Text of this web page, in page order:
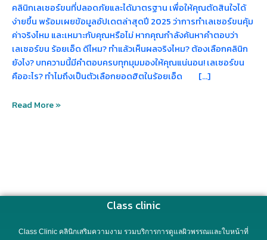
คลินิกเลเซอร์ขนที่ปลอดภัยและได้มาตรฐาน เพื่อให้คุณตัดสินใจได้
ง่ายขึ้น พร้อมเผยข้อมูลอัปเดตล่าสุดปี 2025 ว่าการทำเลเซอร์ขนคุ้ม
ค่าจริงไหม และเหมาะกับคุณหรือไม่ หากคุณกำลังค้นหาคำตอบว่า
เลเซอร์ขน ร้อยเอ็ด ดีไหม? ทำแล้วเห็นผลจริงไหม? ต้องเลือกคลินิก
ยังไง? บทความนี้มีคำตอบครบทุกมุมมองให้คุณแน่นอน! เลเซอร์ขน
คืออะไร? ทำไมถึงเป็นตัวเลือกยอดฮิตในร้อยเอ็ด […]
Read More »
Class clinic
Class Clinic คลินิกเสริมความงาม รวมบริการการดูแลผิวพรรณและใบหน้าที่